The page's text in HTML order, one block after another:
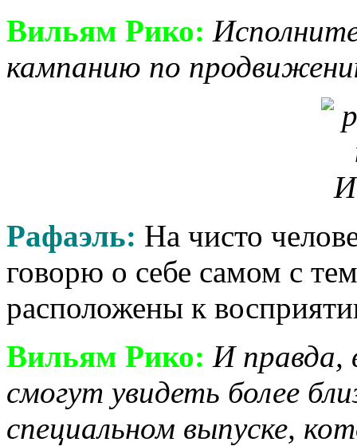
Вильям Рико:
кампанию по
Рафаэль: На чисто
говорю о себе самом с
расположены к
Вильям Рико: И правда,
смогут увидеть более
специальном выпуске,